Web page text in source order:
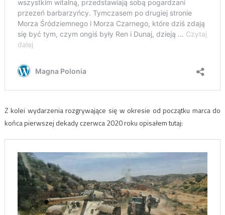
Z kolei wydarzenia rozgrywające się w okresie od początku marca do
końca pierwszej dekady czerwca 2020 roku opisałem tutaj: